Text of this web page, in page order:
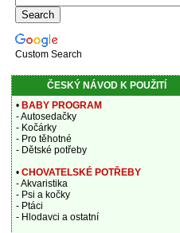
Custom Search
ČESKÝ NÁVOD K POUŽITÍ
• BABY PROGRAM
- Autosedačky
- Kočárky
- Pro těhotné
- Dětské potřeby
• CHOVATELSKÉ POTŘEBY
- Akvaristika
- Psi a kočky
- Ptáci
- Hlodavci a ostatní